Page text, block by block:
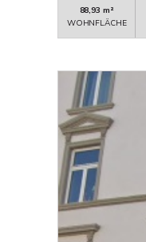
88,93 m²
WOHNFLÄCHE